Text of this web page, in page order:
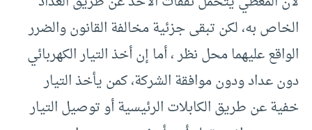
الخاص به، لكن تبقى جزئية مخالفة القانون والضرر
الواقع عليهما محل نظر ، أما إن أخذ التيار الكهربائي
دون عداد ودون موافقة الشركة، كمن يأخذ التيار
خفية عن طريق الكابلات الرئيسية أو توصيل التيار